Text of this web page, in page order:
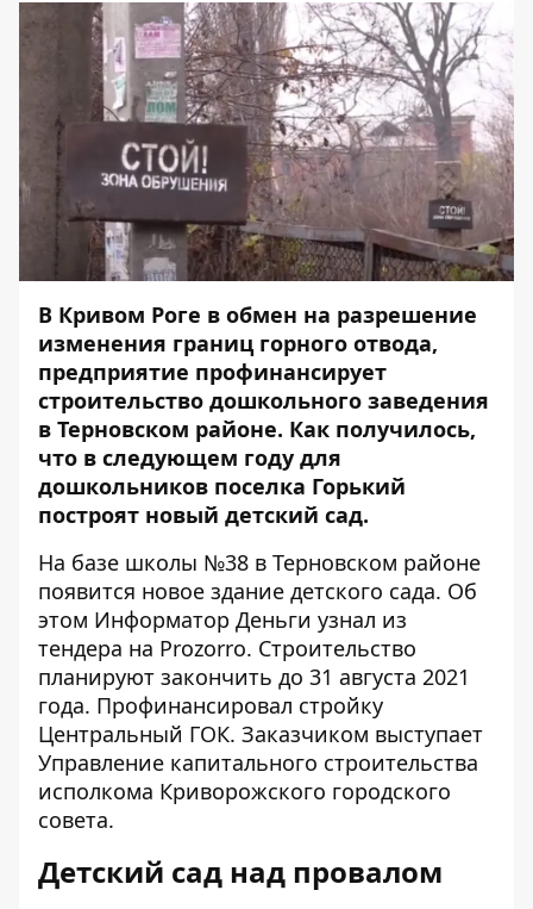
В Кривом Роге в обмен на разрешение
изменения границ горного отвода,
предприятие профинансирует
строительство дошкольного заведения
в Терновском районе. Как получилось,
что в следующем году для
дошкольников поселка Горький
построят новый детский сад.
На базе школы №38 в Терновском районе
появится новое здание детского сада. Об
этом Информатор Деньги узнал из
тендера на Prozorro. Строительство
планируют закончить до 31 августа 2021
года. Профинансировал стройку
Центральный ГОК. Заказчиком выступает
Управление капитального строительства
исполкома Криворожского городского
совета.
Детский сад над провалом